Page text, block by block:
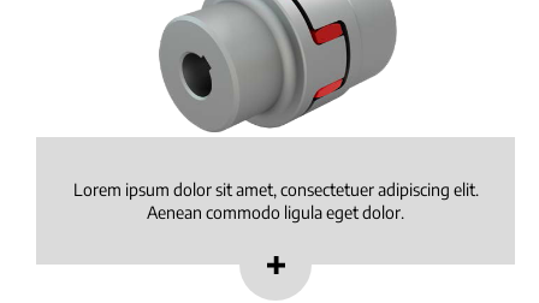
Lorem ipsum dolor sit amet, consectetuer adipiscing elit.
Aenean commodo ligula eget dolor.